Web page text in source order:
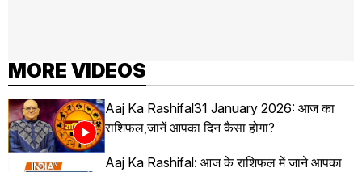
MORE VIDEOS
Aaj Ka Rashifal31 January 2026: आज का
राशिफल,जानें आपका दिन कैसा होगा?
Aaj Ka Rashifal: आज के राशिफल में जाने आपका